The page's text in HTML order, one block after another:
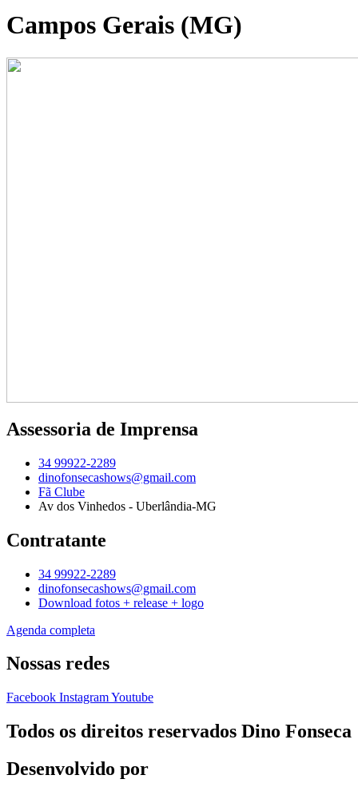
Campos Gerais (MG)
Assessoria de Imprensa
34 99922-2289
dinofonsecashows@gmail.com
Fã Clube
Av dos Vinhedos - Uberlândia-MG
Contratante
34 99922-2289
dinofonsecashows@gmail.com
Download fotos + release + logo
Agenda completa
Nossas redes
Facebook InstagramYoutube
Todos os direitos reservados Dino Fonseca
Desenvolvido por